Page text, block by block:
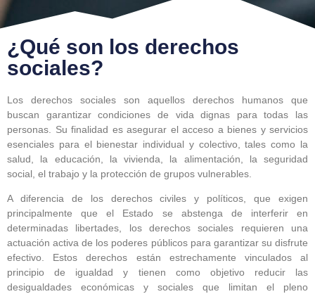
¿Qué son los derechos
sociales?
Los derechos sociales son aquellos derechos humanos que
buscan garantizar condiciones de vida dignas para todas las
personas. Su finalidad es asegurar el acceso a bienes y servicios
esenciales para el bienestar individual y colectivo, tales como la
salud, la educación, la vivienda, la alimentación, la seguridad
social, el trabajo y la protección de grupos vulnerables.
A diferencia de los derechos civiles y políticos, que exigen
principalmente que el Estado se abstenga de interferir en
determinadas libertades, los derechos sociales requieren una
actuación activa de los poderes públicos para garantizar su disfrute
efectivo. Estos derechos están estrechamente vinculados al
principio de igualdad y tienen como objetivo reducir las
desigualdades económicas y sociales que limitan el pleno